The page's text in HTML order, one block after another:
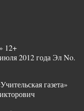
12+
2012 года Эл No.
газета»